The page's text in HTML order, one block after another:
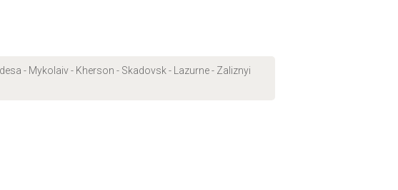
- Mykolaiv - Kherson - Skadovsk - Lazurne - Zaliznyi